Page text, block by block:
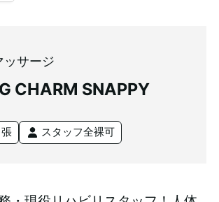
ッサージ
CHARM SNAPPY
スタッフ全裸可